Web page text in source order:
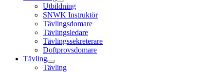
Utbildning
SNWK Instruktör
Tävlingsdomare
Tävlingsledare
Tävlingssekreterare
Doftprovsdomare
Tävling
Tävling